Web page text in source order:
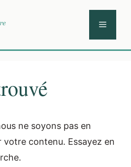
Menu
ne soyons pas en
votre contenu. Essayez en